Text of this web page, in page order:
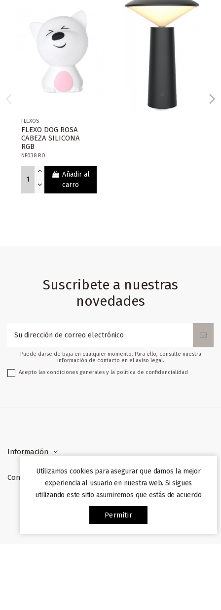
FLEXOS
FLEXO DOG ROSA
CABEZA SILICONA
RGB
NF038 RO
Añadir al
carro
Suscribete a nuestras
novedades
Puede darse de baja en cualquier momento. Para ello, consulte nuestra
información de contacto en el aviso legal.
Acepto las condiciones generales y la política de confidencialidad
Información
Contacto
Utilizamos cookies para asegurar que damos la mejor
experiencia al usuario en nuestra web. Si sigues
utilizando este sitio asumiremos que estás de acuerdo
Permitir
Afiliazon. Prohibida su copia. 2022